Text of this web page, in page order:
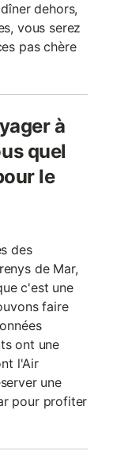
dehors,
vous serez
pas chère
à
quel
le
des
de Mar,
c'est une
faire
ont une
l'Air
une
pour profiter